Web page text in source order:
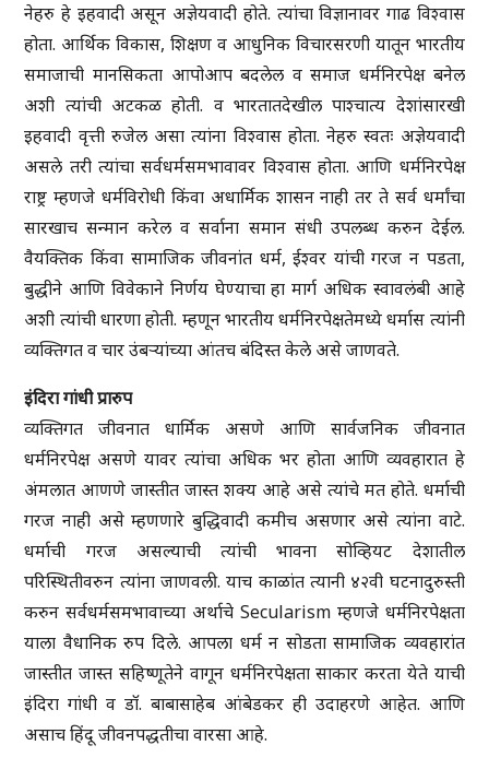
नेहरु हे इहवादी असून अज्ञेयवादी होते. त्यांचा विज्ञानावर गाढ विश्वास
होता. आर्थिक विकास, शिक्षण व आधुनिक विचारसरणी यातून भारतीय
समाजाची मानसिकता आपोआप बदलेल व समाज धर्मनिरपेक्ष बनेल
अशी त्यांची अटकळ होती. व भारतातदेखील पाश्चात्य देशांसारखी
इहवादी वृत्ती रुजेल असा त्यांना विश्वास होता. नेहरु स्वतः अज्ञेयवादी
असले तरी त्यांचा सर्वधर्मसमभावावर विश्वास होता. आणि धर्मनिरपेक्ष
राष्ट्र म्हणजे धर्मविरोधी किंवा अधार्मिक शासन नाही तर ते सर्व धर्मांचा
सारखाच सन्मान करेल व सर्वाना समान संधी उपलब्ध करुन देईल.
वैयक्तिक किंवा सामाजिक जीवनांत धर्म, ईश्वर यांची गरज न पडता,
बुद्धीने आणि विवेकाने निर्णय घेण्याचा हा मार्ग अधिक स्वावलंबी आहे
अशी त्यांची धारणा होती. म्हणून भारतीय धर्मनिरपेक्षतेमध्ये धर्मास त्यांनी
व्यक्तिगत व चार उंबऱ्यांच्या आंतच बंदिस्त केले असे जाणवते.
इंदिरा गांधी प्रारुप
व्यक्तिगत जीवनात धार्मिक असणे आणि सार्वजनिक जीवनात
धर्मनिरपेक्ष असणे यावर त्यांचा अधिक भर होता आणि व्यवहारात हे
अंमलात आणणे जास्तीत जास्त शक्य आहे असे त्यांचे मत होते. धर्माची
गरज नाही असे म्हणणारे बुद्धिवादी कमीच असणार असे त्यांना वाटे.
धर्माची गरज असल्याची त्यांची भावना सोव्हियट देशातील
परिस्थितीवरुन त्यांना जाणवली. याच काळांत त्यानी ४२वी घटनादुरुस्ती
करुन सर्वधर्मसमभावाच्या अर्थाचे Secularism म्हणजे धर्मनिरपेक्षता
याला वैधानिक रुप दिले. आपला धर्म न सोडता सामाजिक व्यवहारांत
जास्तीत जास्त सहिष्णूतेने वागून धर्मनिरपेक्षता साकार करता येते याची
इंदिरा गांधी व डॉ. बाबासाहेब आंबेडकर ही उदाहरणे आहेत. आणि
असाच हिंदू जीवनपद्धतीचा वारसा आहे.